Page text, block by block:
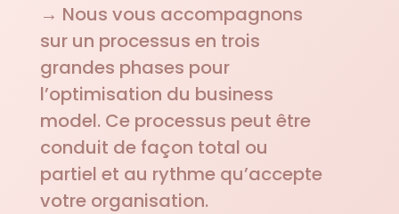
→ Nous vous accompagnons
sur un processus en trois
grandes phases pour
l’optimisation du business
model. Ce processus peut être
conduit de façon total ou
partiel et au rythme qu’accepte
votre organisation.